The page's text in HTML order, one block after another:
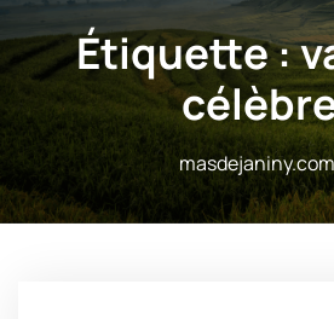
Étiquette :
masdejaniny.com